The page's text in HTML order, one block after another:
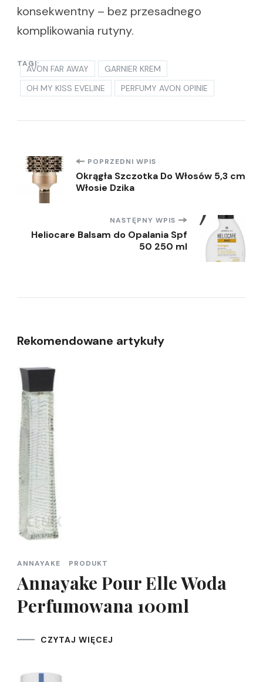
konsekwentny – bez przesadnego
komplikowania rutyny.
TAGI:
AVON FAR AWAY
GARNIER KREM
OH MY KISS EVELINE
PERFUMY AVON OPINIE
Nawigacja
wpisu
POPRZEDNI WPIS
Okrągła Szczotka Do Włosów 5,3 cm
Włosie Dzika
NASTĘPNY WPIS
Heliocare Balsam do Opalania Spf
50 250 ml
Rekomendowane artykuły
ANNAYAKE PRODUKT
Annayake Pour Elle Woda
Perfumowana 100ml
CZYTAJ WIĘCEJ